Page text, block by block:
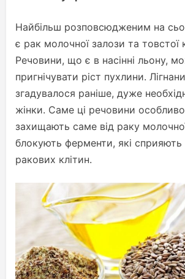
Найбільш розповсюдженим на
є рак молочної залози та товстої
Речовини, що є в насінні льону,
пригнічувати ріст пухлини.
згадувалося раніше, дуже
жінки. Саме ці речовини
захищають саме від раку
блокують ферменти, які сприяють
ракових клітин.